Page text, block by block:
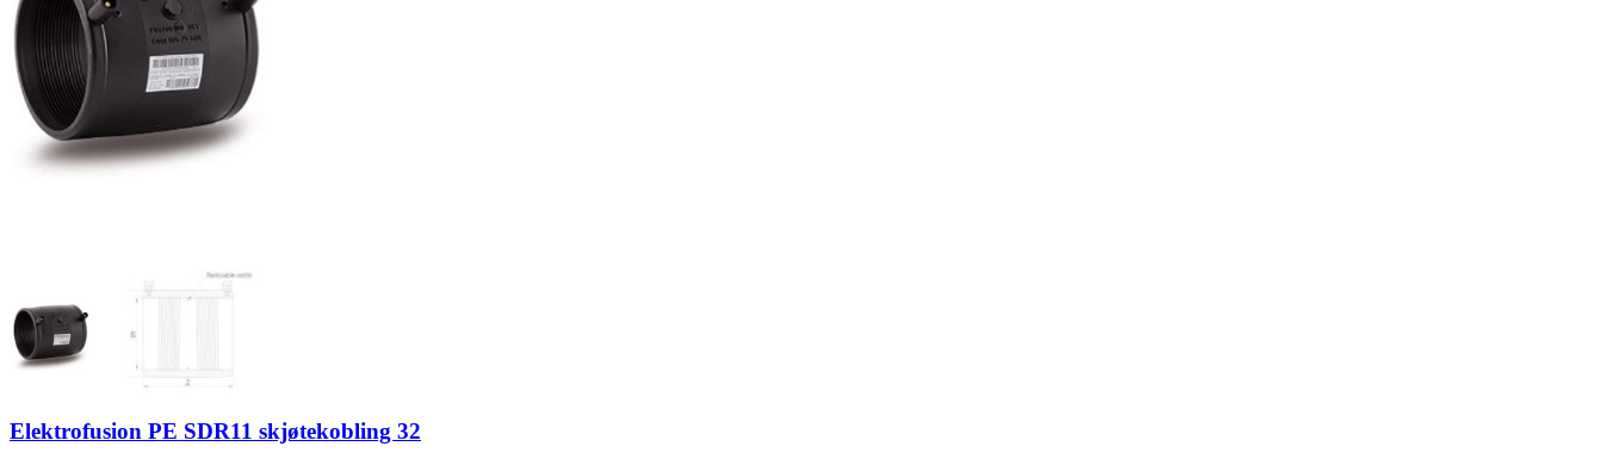
Elektrofusion PE SDR11 skjøtekobling 32